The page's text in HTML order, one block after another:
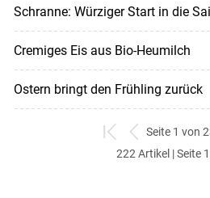
Schranne: Würziger Start in die
Cremiges Eis aus Bio-Heumilch
Ostern bringt den Frühling zurück
zum
ersten
zurück
zum
Seite 1 von
222 Artikel | Seite